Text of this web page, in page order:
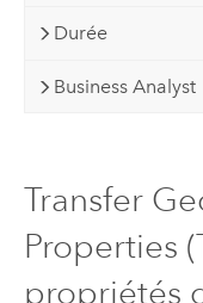
Durée
Business Analyst
Transfer
Properties
propriétés